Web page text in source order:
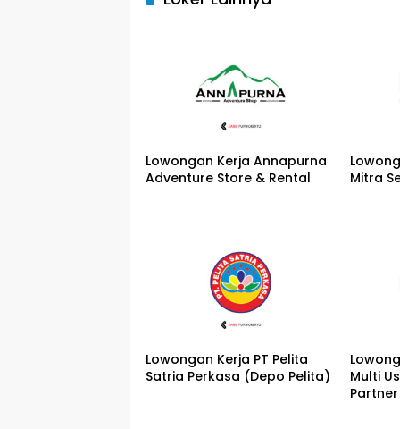
Lowongan Kerja Annapurna
Adventure Store & Rental
Mitra
Lowongan Kerja PT Pelita
Satria Perkasa (Depo Pelita)
Multi
Partner